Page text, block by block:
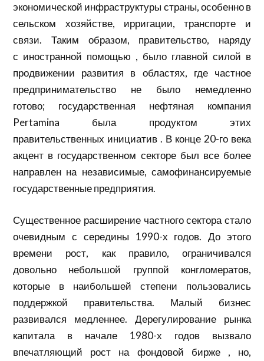
экономической инфраструктуры страны, особенно в
сельском хозяйстве, ирригации, транспорте и
связи. Таким образом, правительство, наряду
с иностранной помощью , было главной силой в
продвижении развития в областях, где частное
предпринимательство не было немедленно
готово; государственная нефтяная компания
Pertamina была продуктом этих
правительственных инициатив . В конце 20-го века
акцент в государственном секторе был все более
направлен на независимые, самофинансируемые
государственные предприятия.
Существенное расширение частного сектора стало
очевидным с середины 1990-х годов. До этого
времени рост, как правило, ограничивался
довольно небольшой группой конгломератов,
которые в наибольшей степени пользовались
поддержкой правительства. Малый бизнес
развивался медленнее. Дерегулирование рынка
капитала в начале 1980-х годов вызвало
впечатляющий рост на фондовой бирже, но,